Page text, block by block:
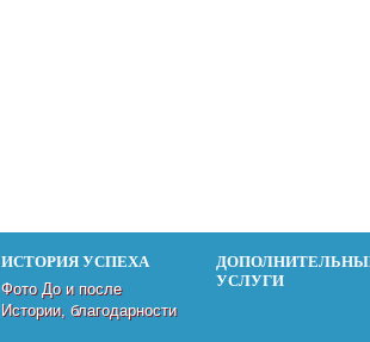
ИСТОРИЯ УСПЕХА
Фото До и после
Истории, благодарности
УСЛУГИ